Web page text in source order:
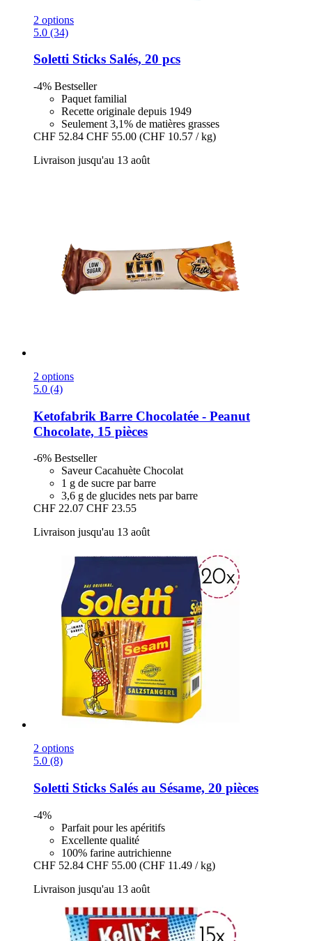
2 options
5.0 (34)
Soletti Sticks Salés, 20 pcs
-4% Bestseller
Paquet familial
Recette originale depuis 1949
Seulement 3,1% de matières grasses
CHF 52.84 CHF 55.00 (CHF 10.57 / kg)
Livraison jusqu'au 13 août
2 options
5.0 (4)
Ketofabrik Barre Chocolatée -​ Peanut
Chocolate, 15 pièces
-6% Bestseller
Saveur Cacahuète Chocolat
1 g de sucre par barre
3,6 g de glucides nets par barre
CHF 22.07 CHF 23.55
Livraison jusqu'au 13 août
2 options
5.0 (8)
Soletti Sticks Salés au Sésame, 20 pièces
-4%
Parfait pour les apéritifs
Excellente qualité
100% farine autrichienne
CHF 52.84 CHF 55.00 (CHF 11.49 / kg)
Livraison jusqu'au 13 août